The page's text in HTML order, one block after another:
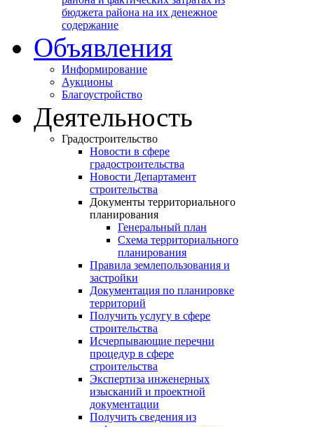
бюджета района на их денежное
содержание
Объявления
Информирование
Аукционы
Благоустройство
Деятельность
Градостроительство
Новости в сфере
градостроительства
Новости Департамент
строительства
Документы территориального
планирования
Генеральный план
Схема территориального
планирования
Правила землепользования и
застройки
Документация по планировке
территорий
Получить услугу в сфере
строительства
Исчерпывающие перечни
процедур в сфере
строительства
Экспертиза инженерных
изысканий и проектной
документации
Получить сведения из